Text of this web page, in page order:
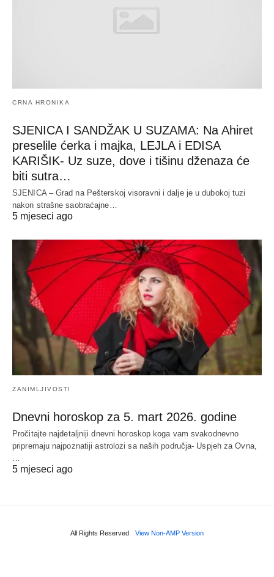
CRNA HRONIKA
SJENICA I SANDŽAK U SUZAMA: Na Ahiret
preselile ćerka i majka, LEJLA i EDISA
KARIŠIK- Uz suze, dove i tišinu dženaza će
biti sutra…
SJENICA – Grad na Pešterskoj visoravni i dalje je u dubokoj tuzi
nakon strašne saobraćajne…
5 mjeseci ago
ZANIMLJIVOSTI
Dnevni horoskop za 5. mart 2026. godine
Pročitajte najdetaljniji dnevni horoskop koga vam svakodnevno
pripremaju najpoznatiji astrolozi sa naših područja- Uspjeh za Ovna,
5 mjeseci ago
All Rights Reserved View Non-AMP Version